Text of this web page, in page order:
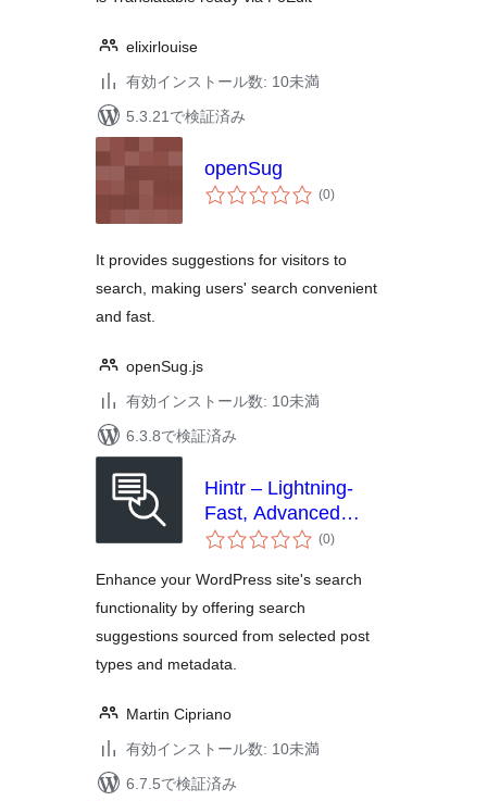
elixirlouise
有効インストール数: 10未満
5.3.21で検証済み
openSug
(0個
の)
It provides suggestions for visitors to
search, making users' search convenient
and fast.
openSug.js
有効インストール数: 10未満
6.3.8で検証済み
Hintr – Lightning-
Fast, Advanced
Search Suggestions
(0個
の)
Enhance your WordPress site's search
functionality by offering search
suggestions sourced from selected post
types and metadata.
Martin Cipriano
有効インストール数: 10未満
6.7.5で検証済み